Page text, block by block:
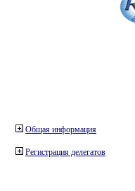
Общая информация
Регистрация делегатов